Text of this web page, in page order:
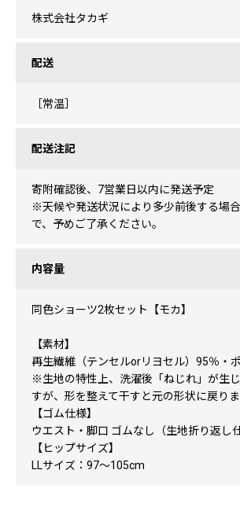
株式会社タカギ
配送
［常温］
配送注記
寄附確認後、7営業日以内に発送予定
※天候や発送状況により多少前後する場
で、予めご了承ください。
内容量
同色ショーツ2枚セット【モカ】
【素材】
再生繊維（テンセルorリヨセル）95％・
※生地の特性上、洗濯後「ねじれ」が生
すが、形を整えて干すと元の形状に戻りま
【ゴム仕様】
ウエスト・脚口 ゴムなし（生地折り返し仕
【ヒップサイズ】
LLサイズ：97～105cm